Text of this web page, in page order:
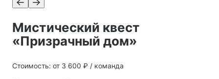
Мистический квест
«Призрачный дом»
Стоимость: от 3 600 ₽ / команда